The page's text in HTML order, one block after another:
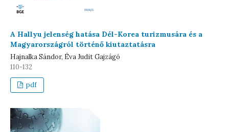
A Hallyu jelenség hatása Dél-Korea turizmusára és a
Magyarországról történő kiutaztatásra
Hajnalka Sándor, Éva Judit Gajzágó
110-132
pdf